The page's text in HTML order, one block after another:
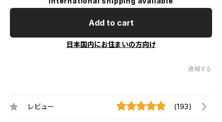
Add to cart
日本国内にお住まいの方向け
通報する
レビュー (193)